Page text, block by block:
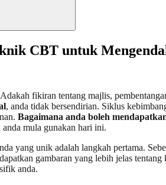
CBT untuk
fikiran tentang majlis,
, anda tidak bersendirian. Siklus
Bagaimana anda boleh
mula gunakan hari ini.
yang unik adalah langkah pertama.
gambaran yang lebih jelas
anda.